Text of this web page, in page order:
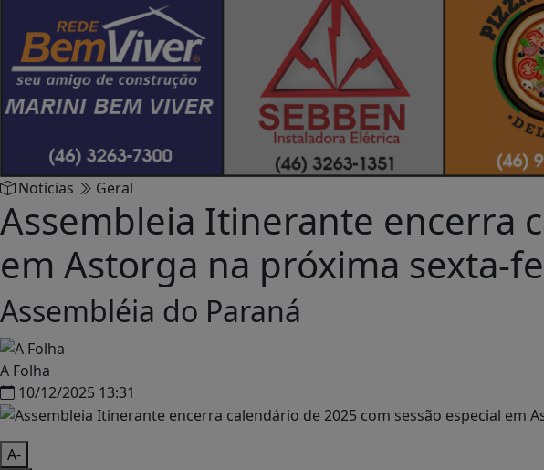
Notícias Geral
Assembleia Itinerante encerra
em Astorga na próxima sexta-
Assembléia do Paraná
A Folha
10/12/2025 13:31
A-